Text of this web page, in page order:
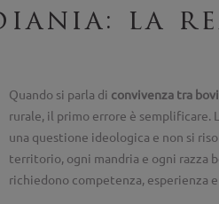
la
Quando si parla di convivenza tra
rurale, il primo errore è semplificare.
una questione ideologica e non si
territorio, ogni mandria e ogni razza
richiedono competenza, esperienza